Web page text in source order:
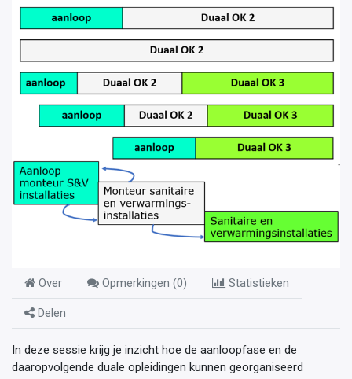
Over Opmerkingen (0) Statistieken
Delen
In deze sessie krijg je inzicht hoe de aanloopfase en de
daaropvolgende duale opleidingen kunnen georganiseerd